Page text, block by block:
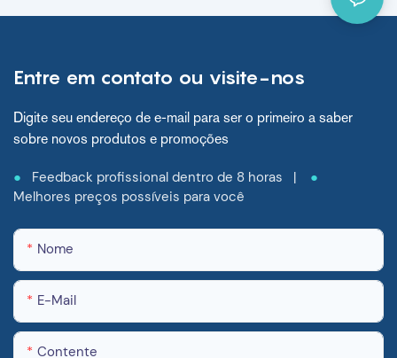
Entre em contato ou visite-nos
Digite seu endereço de e-mail para ser o primeiro a saber
sobre novos produtos e promoções
● Feedback profissional dentro de 8 horas |
●
Melhores preços possíveis para você
Nome
E-Mail
Contente